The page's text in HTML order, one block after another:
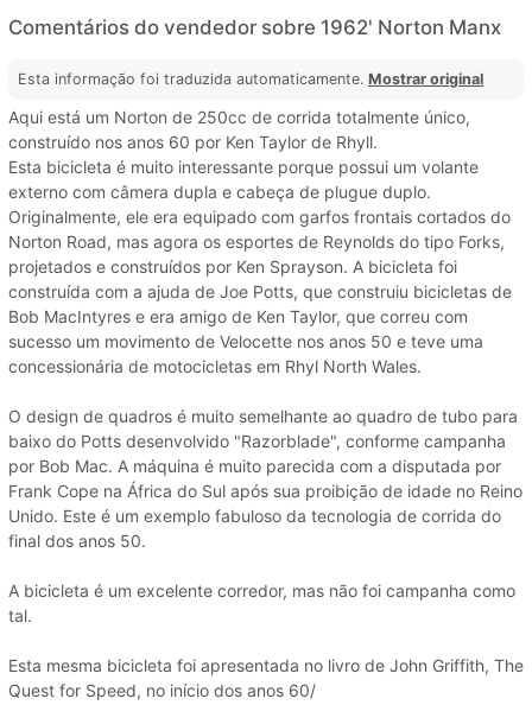
Comentários do vendedor sobre 1962' Norton Manx
Esta informação foi traduzida automaticamente. Mostrar original
Aqui está um Norton de 250cc de corrida totalmente único,
construído nos anos 60 por Ken Taylor de Rhyll.
Esta bicicleta é muito interessante porque possui um volante
externo com câmera dupla e cabeça de plugue duplo.
Originalmente, ele era equipado com garfos frontais cortados do
Norton Road, mas agora os esportes de Reynolds do tipo Forks,
projetados e construídos por Ken Sprayson. A bicicleta foi
construída com a ajuda de Joe Potts, que construiu bicicletas de
Bob MacIntyres e era amigo de Ken Taylor, que correu com
sucesso um movimento de Velocette nos anos 50 e teve uma
concessionária de motocicletas em Rhyl North Wales.
O design de quadros é muito semelhante ao quadro de tubo para
baixo do Potts desenvolvido "Razorblade", conforme campanha
por Bob Mac. A máquina é muito parecida com a disputada por
Frank Cope na África do Sul após sua proibição de idade no Reino
Unido. Este é um exemplo fabuloso da tecnologia de corrida do
final dos anos 50.
A bicicleta é um excelente corredor, mas não foi campanha como
tal.
Esta mesma bicicleta foi apresentada no livro de John Griffith, The
Quest for Speed, no início dos anos 60/